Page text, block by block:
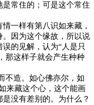
常住的；可是这个常住
一样有第八识如来藏，
因为这个缘故，所以说
的见解，认为“人是只
那这样子就会产生种种
不造。如心佛亦尔，如
来藏这个心，这个能画
没有差别的。为什么？